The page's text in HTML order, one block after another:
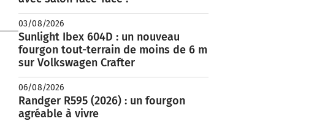
03/08/2026
Sunlight Ibex 604D : un nouveau
fourgon tout-terrain de moins de 6 m
sur Volkswagen Crafter
06/08/2026
Randger R595 (2026) : un fourgon
agréable à vivre